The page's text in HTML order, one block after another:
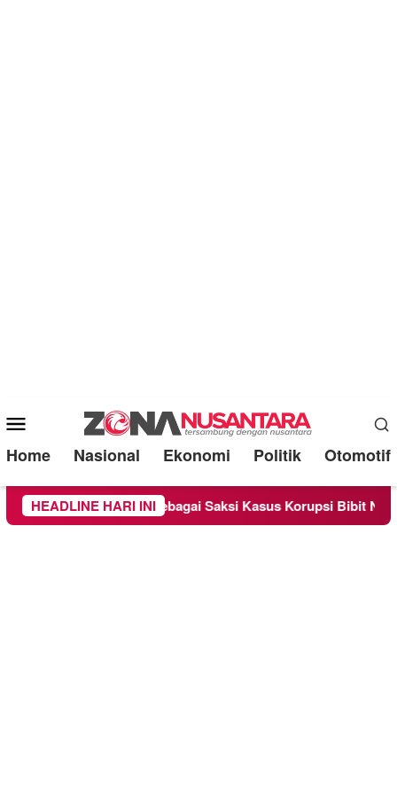
Mobile
Menu
Home Nasional Ekonomi Politik Otomotif
HEADLINE HARI INI
Sebagai Saksi Kasus Korupsi Bibit Nanas Sulsel Rp